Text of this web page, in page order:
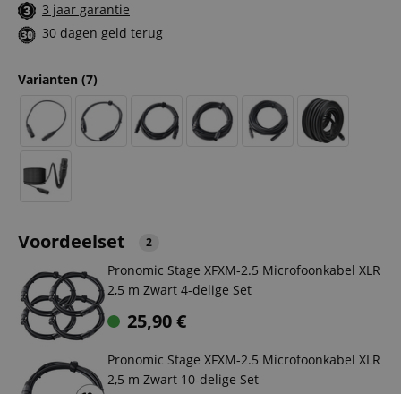
3 jaar garantie
30 dagen geld terug
Varianten (7)
Voordeelset 2
Pronomic Stage XFXM-2.5 Microfoonkabel XLR
2,5 m Zwart 4-delige Set
25,90€
Pronomic Stage XFXM-2.5 Microfoonkabel XLR
2,5 m Zwart 10-delige Set